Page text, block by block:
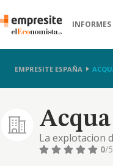
INFORMES
EMPRESITE ESPAÑA
La explotacion
personal.
0/5